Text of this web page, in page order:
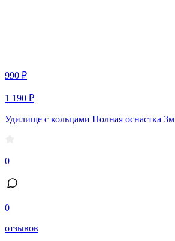
990 ₽
1 190 ₽
Удилище с кольцами Полная оснастка 3м
0
0
отзывов